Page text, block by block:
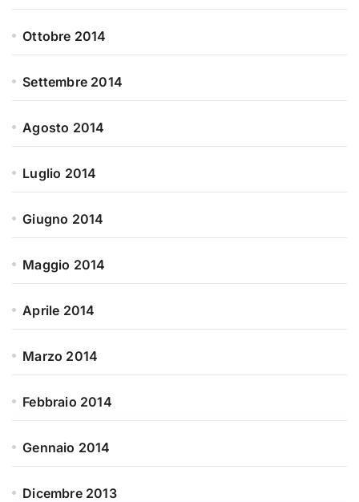
Ottobre 2014
Settembre 2014
Agosto 2014
Luglio 2014
Giugno 2014
Maggio 2014
Aprile 2014
Marzo 2014
Febbraio 2014
Gennaio 2014
Dicembre 2013